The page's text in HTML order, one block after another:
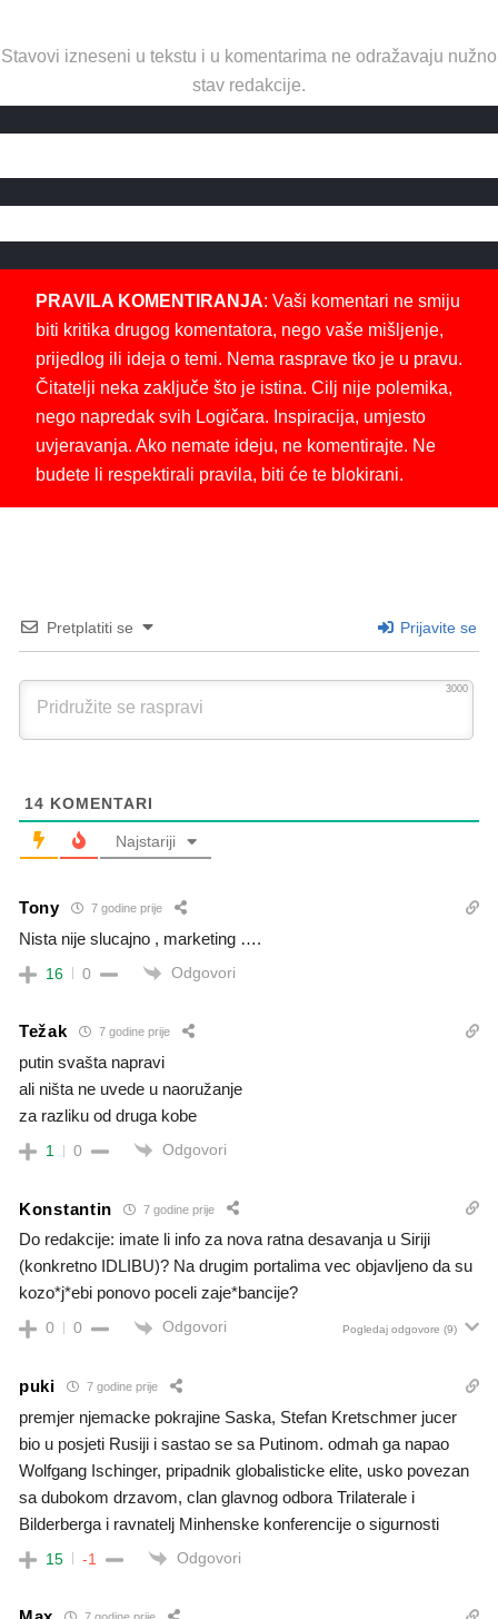
Stavovi izneseni u tekstu i u komentarima ne odražavaju nužno
stav redakcije.
PRAVILA KOMENTIRANJA: Vaši komentari ne smiju
biti kritika drugog komentatora, nego vaše mišljenje,
prijedlog ili ideja o temi. Nema rasprave tko je u pravu.
Čitatelji neka zaključe što je istina. Cilj nije polemika,
nego napredak svih Logičara. Inspiracija, umjesto
uvjeravanja. Ako nemate ideju, ne komentirajte. Ne
budete li respektirali pravila, biti će te blokirani.
Pretplatiti se Prijavite se
3000
14 KOMENTARI
Najstariji
Tony 7 godine prije
Nista nije slucajno , marketing ….
16 0 Odgovori
Težak 7 godine prije
putin svašta napravi
ali ništa ne uvede u naoružanje
za razliku od druga kobe
1 0 Odgovori
Konstantin 7 godine prije
Do redakcije: imate li info za nova ratna desavanja u Siriji
(konkretno IDLIBU)? Na drugim portalima vec objavljeno da su
kozo*j*ebi ponovo poceli zaje*bancije?
0 0 Odgovori Pogledaj odgovore (9)
puki 7 godine prije
premjer njemacke pokrajine Saska, Stefan Kretschmer jucer
bio u posjeti Rusiji i sastao se sa Putinom. odmah ga napao
Wolfgang Ischinger, pripadnik globalisticke elite, usko povezan
sa dubokom drzavom, clan glavnog odbora Trilaterale i
Bilderberga i ravnatelj Minhenske konferencije o sigurnosti
15 -1 Odgovori